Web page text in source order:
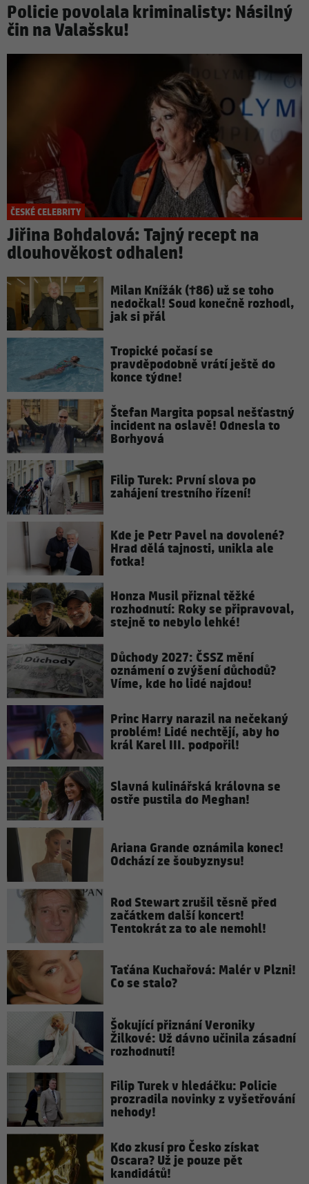
Policie povolala kriminalisty: Násilný
čin na Valašsku!
ČESKÉ CELEBRITY
Jiřina Bohdalová: Tajný recept na
dlouhověkost odhalen!
Milan Knížák (†86) už se toho
nedočkal! Soud konečně rozhodl,
jak si přál
Tropické počasí se
pravděpodobně vrátí ještě do
konce týdne!
Štefan Margita popsal nešťastný
incident na oslavě! Odnesla to
Borhyová
Filip Turek: První slova po
zahájení trestního řízení!
Kde je Petr Pavel na dovolené?
Hrad dělá tajnosti, unikla ale
fotka!
Honza Musil přiznal těžké
rozhodnutí: Roky se připravoval,
stejně to nebylo lehké!
Důchody 2027: ČSSZ mění
oznámení o zvýšení důchodů?
Víme, kde ho lidé najdou!
Princ Harry narazil na nečekaný
problém! Lidé nechtějí, aby ho
král Karel III. podpořil!
Slavná kulinářská královna se
ostře pustila do Meghan!
Ariana Grande oznámila konec!
Odchází ze šoubyznysu!
Rod Stewart zrušil těsně před
začátkem další koncert!
Tentokrát za to ale nemohl!
Taťána Kuchařová: Malér v Plzni!
Co se stalo?
Šokující přiznání Veroniky
Žilkové: Už dávno učinila zásadní
rozhodnutí!
Filip Turek v hledáčku: Policie
prozradila novinky z vyšetřování
nehody!
Kdo zkusí pro Česko získat
Oscara? Už je pouze pět
kandidátů!